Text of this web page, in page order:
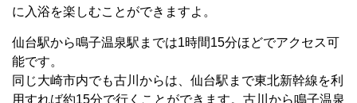
に入浴を楽しむことができますよ。
仙台駅から鳴子温泉駅までは1時間15分ほどでアクセス可
能です。
同じ大崎市内でも古川からは、仙台駅まで東北新幹線を利
用すれば約15分で行くことができます。古川から鳴子温泉